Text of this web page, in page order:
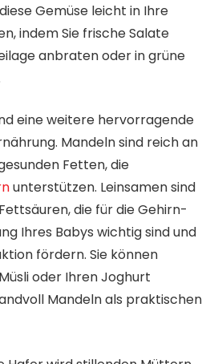
Gemüse leicht in Ihre
indem Sie frische Salate
anbraten oder in grüne
eine weitere hervorragende
Mandeln sind reich an
Fetten, die
unterstützen. Leinsamen sind
die für die Gehirn-
Ihres Babys wichtig sind und
fördern. Sie können
oder Ihren Joghurt
Mandeln als praktischen